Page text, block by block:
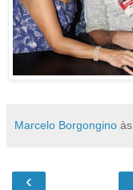
Marcelo Borgongino às
‹